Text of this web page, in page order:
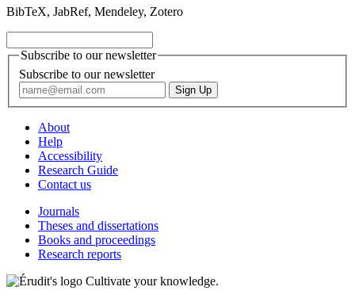
BibTeX, JabRef, Mendeley, Zotero
Subscribe to our newsletter
Subscribe to our newsletter
About
Help
Accessibility
Research Guide
Contact us
Journals
Theses and dissertations
Books and proceedings
Research reports
Cultivate your knowledge.